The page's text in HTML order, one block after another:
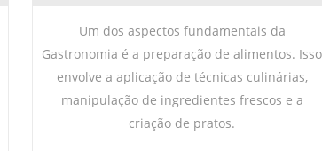
Um dos aspectos fundamentais da
Gastronomia é a preparação de alimentos. Isso
envolve a aplicação de técnicas culinárias,
manipulação de ingredientes frescos e a
criação de pratos.